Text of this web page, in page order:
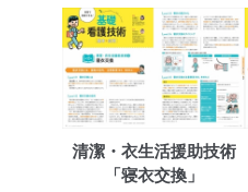
貴殿の個人情報及び当社の
ステムに関するご相談及び
絡ください。
適切、かつ迅速に対応させ
係
TEL：0570-200-223
清潔・衣生活援助技術
「寝衣交換」